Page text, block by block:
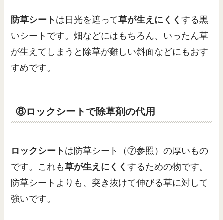
防草シート は日光を遮って草が生えにくくする黒
いシートです。畑などにはもちろん、いったん草
が生えてしまうと除草が難しい斜面などにもおす
すめです。
⑧ロックシートで除草剤の代用
ロックシート は防草シート（⑦参照）の厚いもの
です。これも草が生えにくくするための物です。
防草シートよりも、突き抜けて伸びる草に対して
強いです。